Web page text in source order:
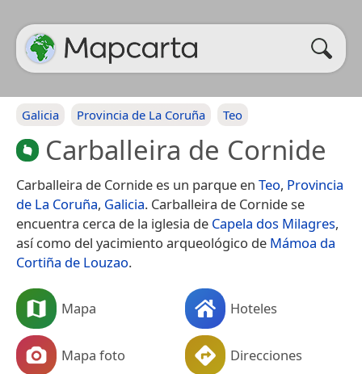
Galicia Provincia de La Coruña Teo
Carballeira de Cornide
Carballeira de Cornide es un parque en Teo, Provincia
de La Coruña, Galicia. Carballeira de Cornide se
encuentra cerca de la iglesia de Capela dos Milagres,
así como del yacimiento arqueológico de Mámoa da
Cortiña de Louzao.
Mapa Hoteles
Mapa foto Direcciones